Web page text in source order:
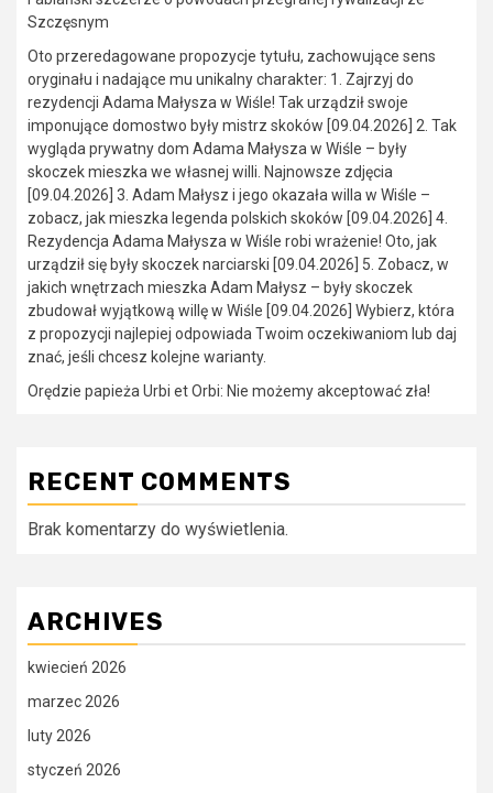
Szczęsnym
Oto przeredagowane propozycje tytułu, zachowujące sens
oryginału i nadające mu unikalny charakter: 1. Zajrzyj do
rezydencji Adama Małysza w Wiśle! Tak urządził swoje
imponujące domostwo były mistrz skoków [09.04.2026] 2. Tak
wygląda prywatny dom Adama Małysza w Wiśle – były
skoczek mieszka we własnej willi. Najnowsze zdjęcia
[09.04.2026] 3. Adam Małysz i jego okazała willa w Wiśle –
zobacz, jak mieszka legenda polskich skoków [09.04.2026] 4.
Rezydencja Adama Małysza w Wiśle robi wrażenie! Oto, jak
urządził się były skoczek narciarski [09.04.2026] 5. Zobacz, w
jakich wnętrzach mieszka Adam Małysz – były skoczek
zbudował wyjątkową willę w Wiśle [09.04.2026] Wybierz, która
z propozycji najlepiej odpowiada Twoim oczekiwaniom lub daj
znać, jeśli chcesz kolejne warianty.
Orędzie papieża Urbi et Orbi: Nie możemy akceptować zła!
RECENT COMMENTS
Brak komentarzy do wyświetlenia.
ARCHIVES
kwiecień 2026
marzec 2026
luty 2026
styczeń 2026